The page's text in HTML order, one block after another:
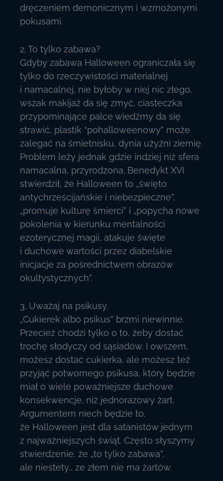
dręczeniem demonicznym i wzmożonymi
pokusami.
2. To tylko zabawa?
Gdyby zabawa Halloween ograniczała się
tylko do rzeczywistości materialnej
i namacalnej, nie byłoby w niej nic złego,
wszak makijaż da się zmyć, ciasteczka
przypominające palce wiedźmy da się
strawić, plastik “pohalloweenowy” może
zalegać na śmietnisku, dynia użyźni ziemię.
Problem leży jednak gdzie indziej niż sfera
namacalna, przyrodzona. Benedykt XVI
stwierdził, że Halloween to „święto
antychrześcijańskie i niebezpieczne”,
„promuje kulturę śmierci” i „popycha nowe
pokolenia w kierunku mentalności
ezoterycznej magii, atakuje święte
i duchowe wartości przez diabelskie
inicjacje za pośrednictwem obrazów
okultystycznych”.
3. Uważaj na psikusy.
„Cukierek albo psikus” brzmi niewinnie.
Przecież chodzi tylko o to, żeby dostać
trochę słodyczy od sąsiadów. I owszem,
możesz dostać cukierka, ale możesz też
przyjąć potwornego psikusa, który będzie
miał o wiele poważniejsze duchowe
konsekwencje, niż jednorazowy żart.
Argumentem niech będzie to,
że Halloween jest dla satanistów jednym
z najważniejszych świąt. Często słyszymy
stwierdzenie, że „to tylko zabawa”,
ale niestety… ze złem nie ma żartów.